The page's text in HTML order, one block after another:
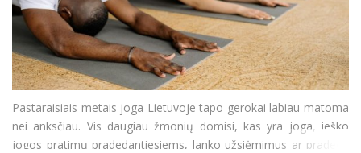
Pastaraisiais metais joga Lietuvoje tapo gerokai labiau matoma
nei anksčiau. Vis daugiau žmonių domisi, kas yra joga, ieško
jogos pratimų pradedantiesiems, lanko užsiėmimus ar pradeda